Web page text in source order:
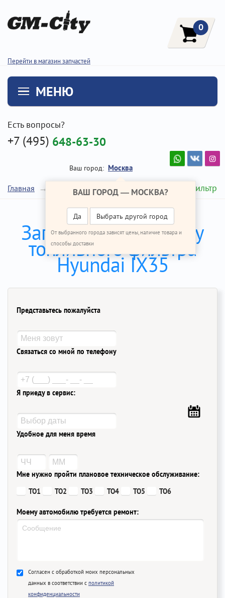
Перейти в магазин запчастей
0
МЕНЮ
Есть вопросы?
+7 (495) 648-63-30
Ваш город: Москва
ВАШ ГОРОД — МОСКВА?
Да Выбрать другой город
От выбранного города зависят цены, наличие товара и
способы доставки
Главная Ремонт Хендай IX35 Топливный фильтр
Записаться на замену
топливного фильтра
Hyundai IX35
Представьтесь пожалуйста
Связаться со мной по телефону
Я приеду в сервис:
Удобное для меня время
Мне нужно пройти плановое техническое обслуживание:
ТО1
ТО2 ТО3 ТО4 ТО5 ТО6
Моему автомобилю требуется ремонт:
Согласен с обработкой моих персональных
данных в соответствии с политикой
конфиденциальности